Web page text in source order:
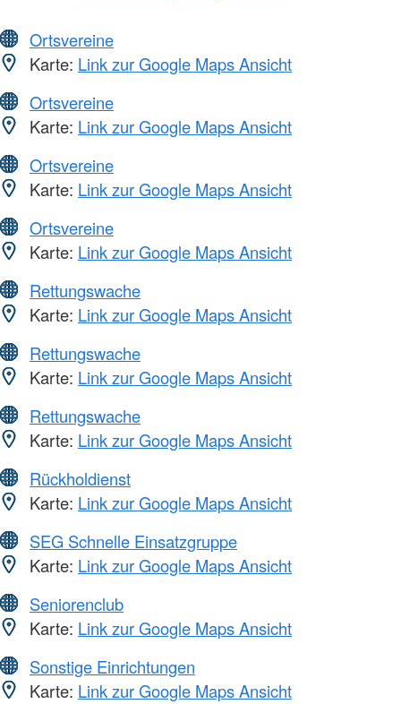
Ortsvereine
Karte: Link zur Google Maps Ansicht
Ortsvereine
Karte: Link zur Google Maps Ansicht
Ortsvereine
Karte: Link zur Google Maps Ansicht
Ortsvereine
Karte: Link zur Google Maps Ansicht
Rettungswache
Karte: Link zur Google Maps Ansicht
Rettungswache
Karte: Link zur Google Maps Ansicht
Rettungswache
Karte: Link zur Google Maps Ansicht
Rückholdienst
Karte: Link zur Google Maps Ansicht
SEG Schnelle Einsatzgruppe
Karte: Link zur Google Maps Ansicht
Seniorenclub
Karte: Link zur Google Maps Ansicht
Sonstige Einrichtungen
Karte: Link zur Google Maps Ansicht